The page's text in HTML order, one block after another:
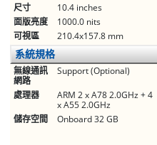
尺寸
10.4 inches
面版亮度
1000.0 nits
可視區
210.4x157.8 mm
系統規格
無線通訊
網路
Support (Optional)
處理器
ARM 2 x A78 2.0GHz + 4
x A55 2.0GHz
儲存空間
Onboard 32 GB